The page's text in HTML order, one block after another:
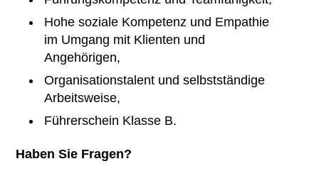
Hohe soziale Kompetenz und Empathie
im Umgang mit Klienten und
Angehörigen,
Organisationstalent und selbstständige
Arbeitsweise,
Führerschein Klasse B.
Haben Sie Fragen?